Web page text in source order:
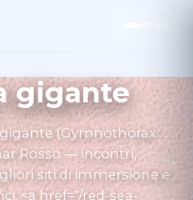
gigante
(Gymnothorax
Rosso — incontri,
siti di immersione e
<a href="/red-sea-